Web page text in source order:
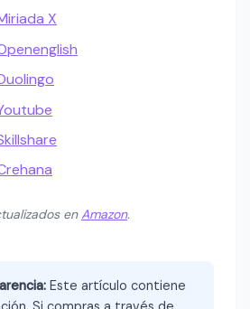
X
enAmazon.
Este artículo contiene